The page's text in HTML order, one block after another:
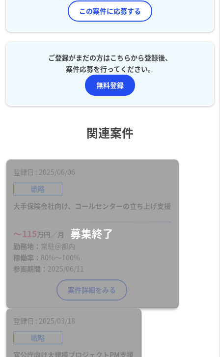
この案件に応募する
ご登録がまだの方はこちらから登録後、
案件応募を行ってください。
無料登録
関連案件
登録日 2025/06/06
戦略
大手保険会社向け、コールセンターの立ち上げ支援
〜115万円／月
勤務地
常駐＠都内
稼働率
80%〜100%
参画期間
2025/06/11
案件詳細をみる
登録日 2025/03/18
戦略
官公庁向け大規模プロジェクトPM支援